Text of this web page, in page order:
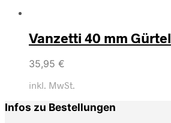
Vanzetti 40 mm Gürtel
35,95 €
inkl. MwSt.
Infos zu Bestellungen